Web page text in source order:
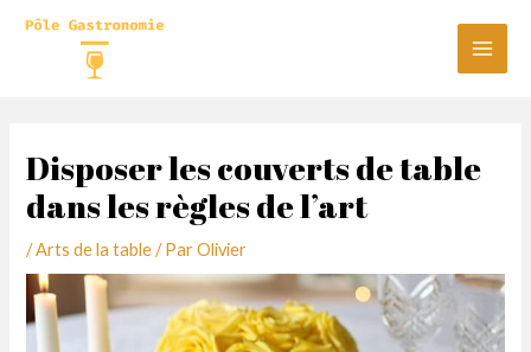
Main
Disposer les couverts de table
dans les règles de l’art
/Arts de la table/ ParOlivier